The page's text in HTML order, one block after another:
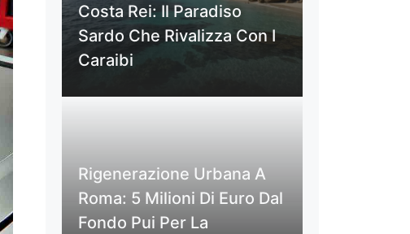
Costa Rei: Il Paradiso
Sardo Che Rivalizza Con I
Caraibi
Rigenerazione Urbana A
Roma: 5 Milioni Di Euro Dal
Fondo Pui Per La